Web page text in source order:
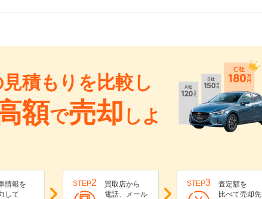
積もりを比較し
額で売却 しよ
情報を
して
STEP2
買取店から
電話、メール
STEP3
査定額を
比べて売却先